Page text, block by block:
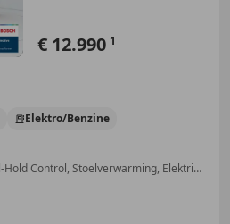
€ 12.990 1
Elektro/Benzine
Parkeerhulp met camera, Hill-Hold Control, Stoelverwarming, Elektrische stoelverstelling, Dagrijverlichting, Parkeerhulp voor, Elektrische ramen, Alarm